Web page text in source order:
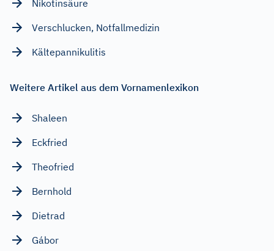
Nikotinsäure
Verschlucken, Notfallmedizin
Kältepannikulitis
Weitere Artikel aus dem Vornamenlexikon
Shaleen
Eckfried
Theofried
Bernhold
Dietrad
Gábor